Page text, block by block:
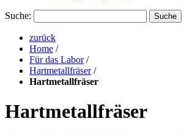
Suche: Suche
zurück
Home /
Für das Labor /
Hartmetallfräser /
Hartmetallfräser
Hartmetallfräser